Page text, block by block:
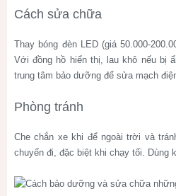
Cách sửa chữa
Thay bóng đèn LED (giá 50.000-
Với đồng hồ hiển thị, lau khô nếu bị
trung tâm bảo dưỡng để sửa mạch
Phòng tránh
Che chắn xe khi để ngoài trời và
chuyến đi, đặc biệt khi chạy tối. Dùng